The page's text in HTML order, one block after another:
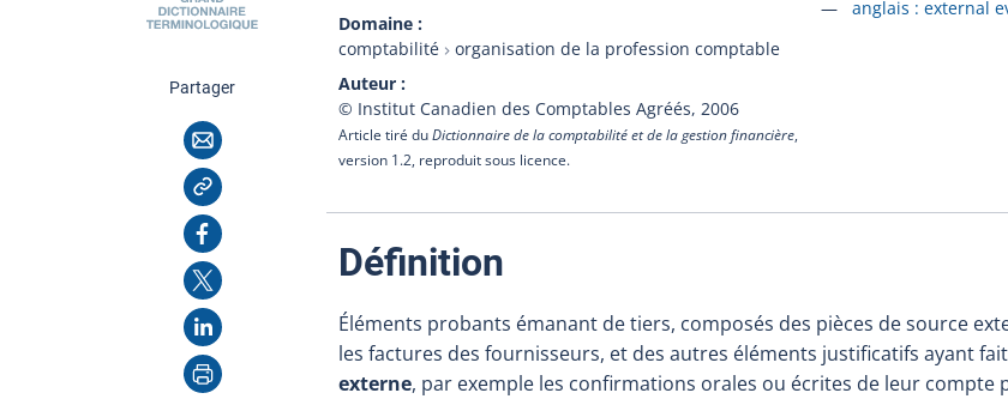
Domaine
comptabilité
organisation de la profession comptable
Auteur
© Institut Canadien des Comptables Agréés, 2006
Article tiré duDictionnaire de la comptabilité et de la gestion financière,
version 1.2, reproduit sous licence.
Accéder à la fiche
anglais : external
Partagercette page
Courriel
Copier l'adresse
Facebook
X
LinkedIn
Imprimer
Définition
Éléments probants émanant de tiers, composés des pièces de source
les factures des fournisseurs, et des autres éléments justificatifs ayant
externe, par exemple les confirmations orales ou écrites de leur compte